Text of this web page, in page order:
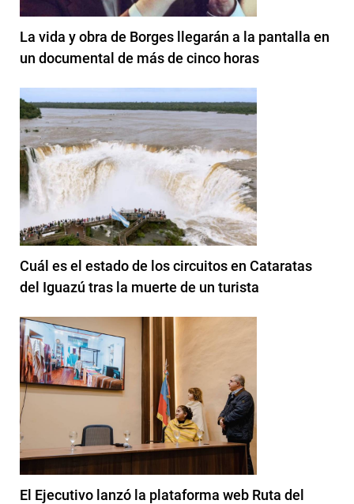
La vida y obra de Borges llegarán a la pantalla en
un documental de más de cinco horas
Cuál es el estado de los circuitos en Cataratas
del Iguazú tras la muerte de un turista
El Ejecutivo lanzó la plataforma web Ruta del